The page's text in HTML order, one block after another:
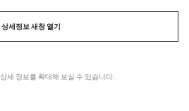
상세정보 새창 열기
상세 정보를 확대해 보실 수 있습니다.